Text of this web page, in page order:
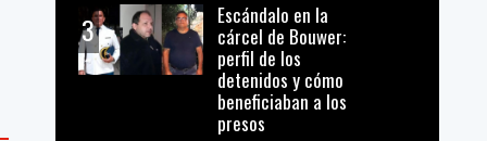
3
Escándalo en la
cárcel de Bouwer:
perfil de los
detenidos y cómo
beneficiaban a los
presos